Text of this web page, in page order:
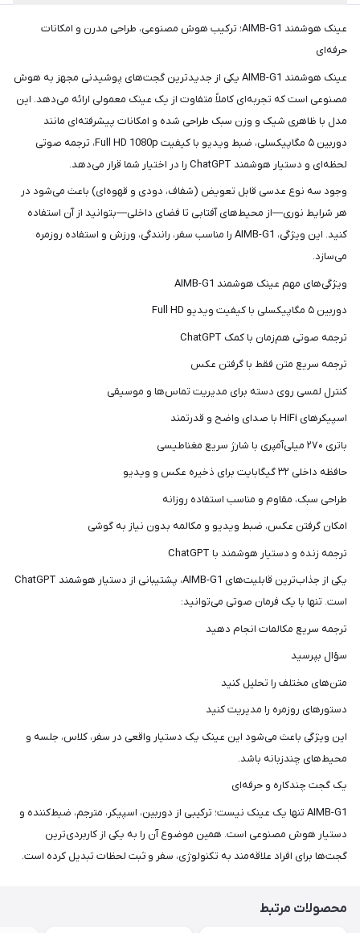
بگذارید.
ممنون
از
صبر
و
شکیبایی
شما
عزیزان
🌹
"دریافت
کدرهگیری
پستی(کلیک
ادامه
عینک هوشمند AIMB-G1؛ ترکیب هوش مصنوعی، طراحی مدرن و امکانات
حرفه‌ای
عینک هوشمند AIMB-G1 یکی از جدیدترین گجت‌های پوشیدنی مجهز به هوش
مصنوعی است که تجربه‌ای کاملاً متفاوت از یک عینک معمولی ارائه می‌دهد. این
مدل با ظاهری شیک و وزن سبک طراحی شده و امکانات پیشرفته‌ای مانند
دوربین ۵ مگاپیکسلی، ضبط ویدیو با کیفیت Full HD 1080p، ترجمه صوتی
لحظه‌ای و دستیار هوشمند ChatGPT را در اختیار شما قرار می‌دهد.
وجود سه نوع عدسی قابل تعویض (شفاف، دودی و قهوه‌ای) باعث می‌شود در
هر شرایط نوری—از محیط‌های آفتابی تا فضای داخلی—بتوانید از آن استفاده
کنید. این ویژگی، AIMB-G1 را مناسب سفر، رانندگی، ورزش و استفاده روزمره
می‌سازد.
ویژگی‌های مهم عینک هوشمند AIMB-G1
دوربین ۵ مگاپیکسلی با کیفیت ویدیو Full HD
ترجمه صوتی هم‌زمان با کمک ChatGPT
ترجمه سریع متن فقط با گرفتن عکس
کنترل لمسی روی دسته برای مدیریت تماس‌ها و موسیقی
اسپیکرهای HiFi با صدای واضح و قدرتمند
باتری ۲۷۰ میلی‌آمپری با شارژ سریع مغناطیسی
حافظه داخلی ۳۲ گیگابایت برای ذخیره عکس و ویدیو
طراحی سبک، مقاوم و مناسب استفاده روزانه
امکان گرفتن عکس، ضبط ویدیو و مکالمه بدون نیاز به گوشی
ترجمه زنده و دستیار هوشمند با ChatGPT
یکی از جذاب‌ترین قابلیت‌های AIMB-G1، پشتیبانی از دستیار هوشمند ChatGPT
است. تنها با یک فرمان صوتی می‌توانید:
ترجمه سریع مکالمات انجام دهید
سؤال بپرسید
متن‌های مختلف را تحلیل کنید
دستورهای روزمره را مدیریت کنید
این ویژگی باعث می‌شود این عینک یک دستیار واقعی در سفر، کلاس، جلسه و
محیط‌های چندزبانه باشد.
یک گجت چندکاره و حرفه‌ای
AIMB-G1 تنها یک عینک نیست؛ ترکیبی از دوربین، اسپیکر، مترجم، ضبط‌کننده و
دستیار هوش مصنوعی است. همین موضوع آن را به یکی از کاربردی‌ترین
گجت‌ها برای افراد علاقه‌مند به تکنولوژی، سفر و ثبت لحظات تبدیل کرده است.
محصولات مرتبط